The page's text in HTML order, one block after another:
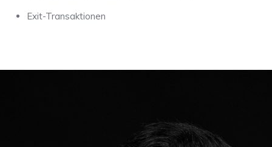
Exit-Transaktionen